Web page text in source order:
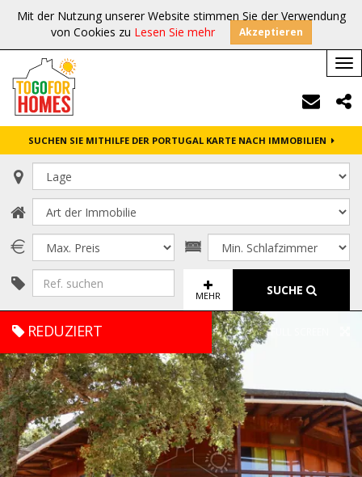
Mit der Nutzung unserer Website stimmen Sie der Verwendung
von Cookies zu Lesen Sie mehr Akzeptieren
SUCHEN SIE MITHILFE DER PORTUGAL KARTE NACH IMMOBILIEN
MEHR SUCHE
REDUZIERT FULL SCREEN